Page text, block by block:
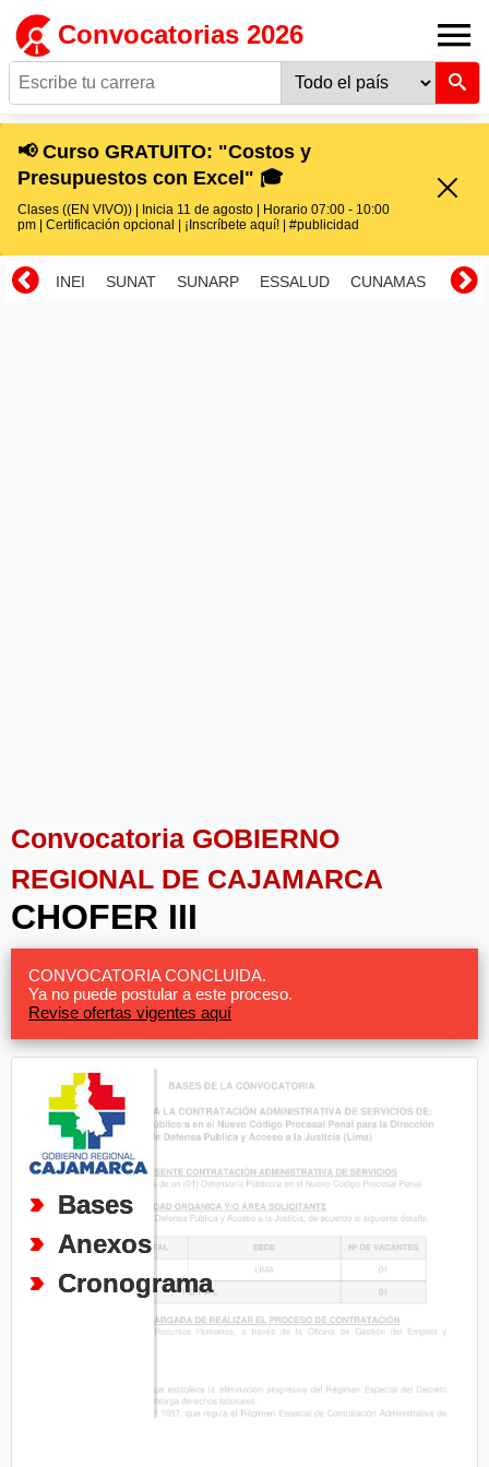
Convocatorias 2026
📢 Curso GRATUITO: "Costos y
Presupuestos con Excel" 🎓
Clases ((EN VIVO)) | Inicia 11 de agosto | Horario 07:00 - 10:00
pm | Certificación opcional | ¡Inscríbete aquí! | #publicidad
INEI SUNAT SUNARP ESSALUD CUNAMAS
Convocatoria GOBIERNO
REGIONAL DE CAJAMARCA
CHOFER III
CONVOCATORIA CONCLUIDA.
Ya no puede postular a este proceso.
Revise ofertas vigentes aquí
Bases
Anexos
Cronograma